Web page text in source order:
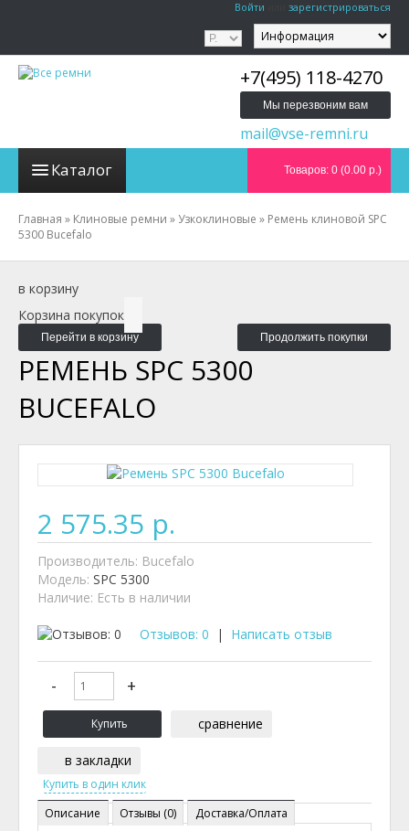
Войти зарегистрироваться
+7(495) 118-4270
Мы перезвоним вам
mail@vse-remni.ru
Каталог Товаров: 0 (0.00 р.)
Главная » Клиновые ремни »Узкоклиновые » Ремень клиновой SPC
5300 Bucefalo
в корзину
Корзина покупок
Перейти в корзину Продолжить покупки
РЕМЕНЬ SPC 5300
BUCEFALO
2 575.35 р.
Производитель: Bucefalo
Модель: SPC 5300
Наличие: Есть в наличии
Отзывов: 0 | Написать отзыв
сравнение
в закладки
Описание Отзывы (0) Доставка/Оплата